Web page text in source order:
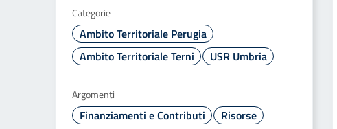
Categorie
Ambito Territoriale Perugia
Ambito Territoriale Terni
USR Umbria
Argomenti
Finanziamenti e Contributi
Risorse